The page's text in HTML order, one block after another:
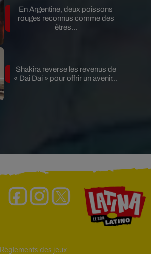
En Argentine, deux poissons
rouges reconnus comme des
êtres...
Shakira reverse les revenus de
« Dai Dai » pour offrir un avenir...
Règlements des jeux